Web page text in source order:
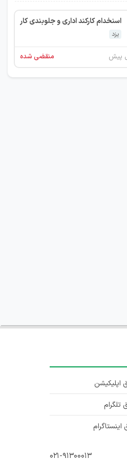
اسنخدام کارکند اداری و جلوبندی کار
یزد
منقضی شده
اپلیکیشن
۰۲۱-۹۱۳۰۰۰۱۳